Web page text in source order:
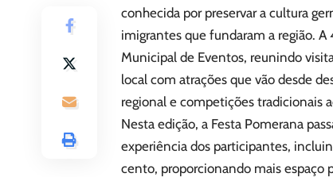
conhecida por preservar a cultura
imigrantes que fundaram a região. A
Municipal de Eventos, reunindo
local com atrações que vão desde
regional e competições tradicionais
Nesta edição, a Festa Pomerana
experiência dos participantes,
cento, proporcionando mais espaço